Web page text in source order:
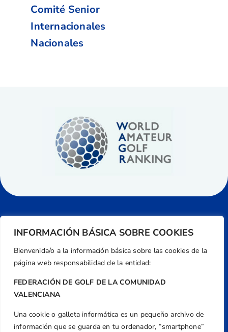
INFORMACIÓN BÁSICA SOBRE COOKIES
Bienvenida/o a la información básica sobre las cookies de la
página web responsabilidad de la entidad:
FEDERACIÓN DE GOLF DE LA COMUNIDAD
VALENCIANA
Una cookie o galleta informática es un pequeño archivo de
información que se guarda en tu ordenador, “smartphone”
Comité Senior
Internacionales
Nacionales
Dirección